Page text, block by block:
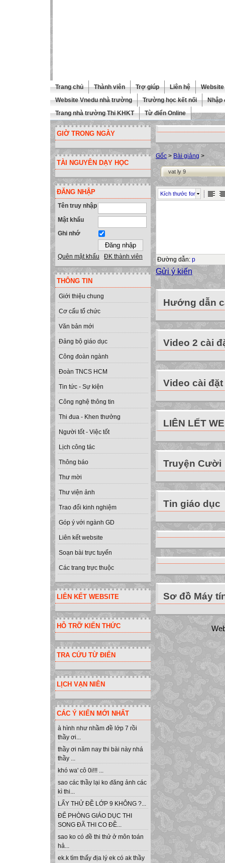
Trang chủ Thành viên Trợ giúp Liên hệ
Website Vnedu nhà trường
Trường học kết nối
Nhập
Trang nhà trường Thi KHKT
Từ điển Online
GIỜ TRONG NGÀY
TÀI NGUYÊN DẠY HỌC
ĐĂNG NHẬP
Tên truy nhập
Mật khẩu
Ghi nhớ
Quên mật khẩu ĐK thành viên
THÔNG TIN
Giới thiệu chung
Cơ cấu tổ chức
Văn bản mới
Đảng bộ giáo dục
Công đoàn ngành
Đoàn TNCS HCM
Tin tức - Sự kiện
Công nghệ thông tin
Thi đua - Khen thưởng
Người tốt - Việc tốt
Lịch công tác
Thông báo
Thư mời
Thư viện ảnh
Trao đổi kinh nghiệm
Góp ý với ngành GD
Liên kết website
Soạn bài trực tuyến
Các trang trực thuộc
LIÊN KẾT WEBSITE
HỖ TRỠ KIẾN THỨC
TRA CỨU TỪ ĐIỂN
LỊCH VẠN NIÊN
CÁC Ý KIẾN MỚI NHẤT
à hình như nhầm đề lớp 7 rồi
thầy ơi...
thầy ơi năm nay thi bài này nhá
thầy ...
khó wa' cô 0i!!! ...
sao các thầy lại ko đăng ảnh các
kì thi...
LẤY THỬ ĐỀ LỚP 9 KHÔNG ?...
ĐỂ PHÒNG GIÁO DỤC THI
SONG ĐÃ THI CO ĐỀ...
sao ko có đề thi thử ở môn toán
hả...
ek.k tìm thấy địa lý ek có ak thầy
Gốc > Bài giảng >
vat ly 9
Kích thước font
Đường dẫn: p
Gửi ý kiến
Hướng dẫn
Video 2 cài
Video cài đặt
LIÊN LẾT
Truyện Cười
Tin giáo dục
Sơ đồ Máy